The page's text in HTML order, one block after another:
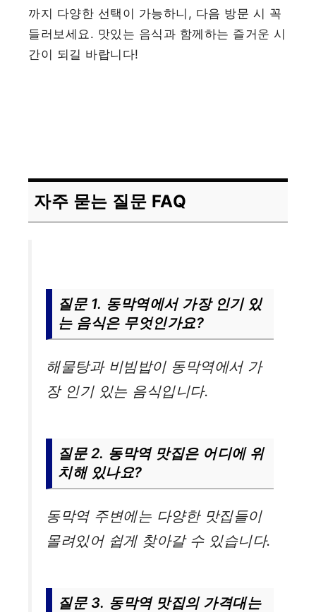
까지 다양한 선택이 가능하니, 다음 방문 시 꼭
들러보세요. 맛있는 음식과 함께하는 즐거운 시
간이 되길 바랍니다!
자주 묻는 질문 FAQ
질문 1. 동막역에서 가장 인기 있
는 음식은 무엇인가요?
해물탕과 비빔밥이 동막역에서 가
장 인기 있는 음식입니다.
질문 2. 동막역 맛집은 어디에 위
치해 있나요?
동막역 주변에는 다양한 맛집들이
몰려있어 쉽게 찾아갈 수 있습니다.
질문 3. 동막역 맛집의 가격대는